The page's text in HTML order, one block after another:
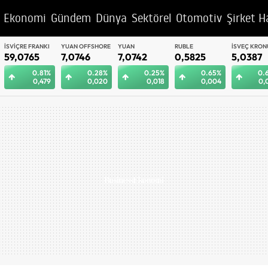
Ekonomi Gündem Dünya Sektörel Otomotiv Şirket
YUAN OFFSHORE
7,0746
0.28%
0,020
YUAN
7,0742
0.25%
0,018
RUBLE
0,5825
0.65%
0,004
İSVEÇ KRONU
5,0387
0.68%
0,034
BAE DIRHEMI
12,9885